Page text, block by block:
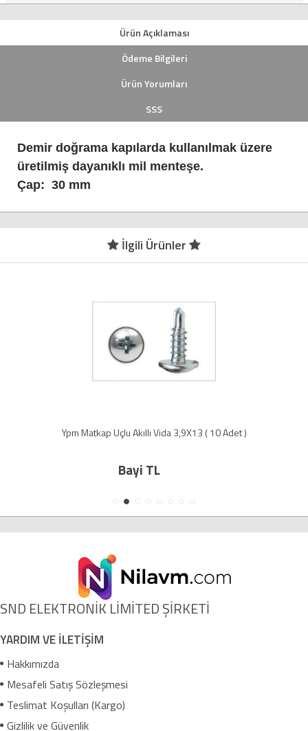
Ürün Açıklaması
Ödeme Bilgileri
Ürün Yorumları
SSS
Demir doğrama kapılarda kullanılmak üzere
üretilmiş dayanıklı mil menteşe.
Çap: 30 mm
İlgili Ürünler
Ypm Matkap Uçlu Akıllı Vida 3,9X13 ( 10 Adet )
Bayi TL
SND ELEKTRONİK LİMİTED ŞİRKETİ
YARDIM VE İLETİŞİM
Hakkımızda
Mesafeli Satış Sözleşmesi
Teslimat Koşulları (Kargo)
Gizlilik ve Güvenlik